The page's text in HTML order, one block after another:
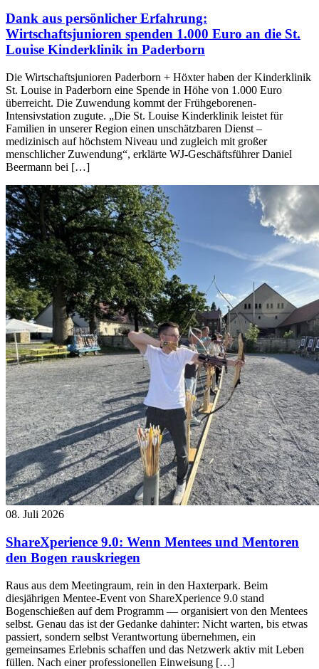
Dank aus persönlicher Erfahrung:
Wirtschaftsjunioren spenden 1.000 Euro an die St.
Louise Kinderklinik in Paderborn
Die Wirtschaftsjunioren Paderborn + Höxter haben der Kinderklinik
St. Louise in Paderborn eine Spende in Höhe von 1.000 Euro
überreicht. Die Zuwendung kommt der Frühgeborenen-
Intensivstation zugute. „Die St. Louise Kinderklinik leistet für
Familien in unserer Region einen unschätzbaren Dienst –
medizinisch auf höchstem Niveau und zugleich mit großer
menschlicher Zuwendung“, erklärte WJ-Geschäftsführer Daniel
Beermann bei […]
08. Juli 2026
ShareXperience 9.0: Wenn Mentees und Mentoren
den Bogen rauskriegen
Raus aus dem Meetingraum, rein in den Haxterpark. Beim
diesjährigen Mentee-Event von ShareXperience 9.0 stand
Bogenschießen auf dem Programm — organisiert von den Mentees
selbst. Genau das ist der Gedanke dahinter: Nicht warten, bis etwas
passiert, sondern selbst Verantwortung übernehmen, ein
gemeinsames Erlebnis schaffen und das Netzwerk aktiv mit Leben
füllen. Nach einer professionellen Einweisung […]